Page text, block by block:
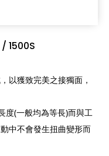
1500S
以獲致完美之接獨面，
度(一般均為等長)而與工
中不會發生扭曲變形而